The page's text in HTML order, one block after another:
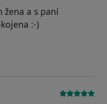
žena a s paní
:-)
Váš účet byl odstraněn